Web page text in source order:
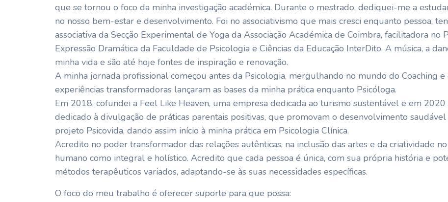
que se tornou o foco da minha investigação académica. Durante o mestrado, dediquei-me a
no nosso bem-estar e desenvolvimento. Foi no associativismo que mais cresci enquanto pessoa,
associativa da Secção Experimental de Yoga da Associação Académica de Coimbra, facilitadora
Expressão Dramática da Faculdade de Psicologia e Ciências da Educação InterDito. A música, a
minha vida e são até hoje fontes de inspiração e renovação.
A minha jornada profissional começou antes da Psicologia, mergulhando no mundo do Coaching e
experiências transformadoras lançaram as bases da minha prática enquanto Psicóloga.
Em 2018, cofundei a Feel Like Heaven, uma empresa dedicada ao turismo sustentável e em
dedicado à divulgação de práticas parentais positivas, que promovam o desenvolvimento
projeto Psicovida, dando assim início à minha prática em Psicologia Clínica.
Acredito no poder transformador das relações autênticas, na inclusão das artes e da criatividade
humano como integral e holístico. Acredito que cada pessoa é única, com sua própria história e
métodos terapêuticos variados, adaptando-se às suas necessidades específicas.
O foco do meu trabalho é oferecer suporte para que possa: